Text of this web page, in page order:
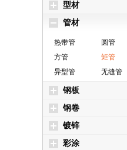
型材
管材
热带管
圆管
方管
矩管
异型管
无缝管
钢板
钢卷
镀锌
彩涂